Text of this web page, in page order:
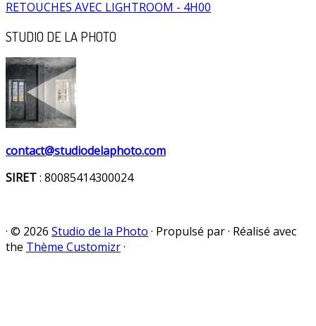
RETOUCHES AVEC LIGHTROOM - 4H00
STUDIO DE LA PHOTO
contact@studiodelaphoto.com
SIRET: 80085414300024
· © 2026 Studio de la Photo · Propulsé par· Réalisé avec
the Thème Customizr·